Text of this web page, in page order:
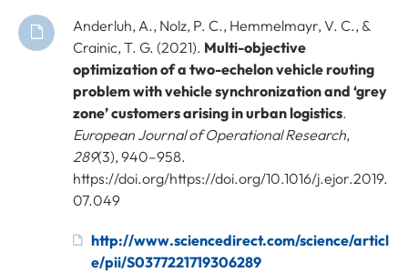
Anderluh, A., Nolz, P. C., Hemmelmayr, V. C., &
Crainic, T. G. (2021). Multi-objective
optimization of a two-echelon vehicle routing
problem with vehicle synchronization and ‘grey
zone’ customers arising in urban logistics.
European Journal of Operational Research,
289(3), 940–958.
https://doi.org/https://doi.org/10.1016/j.ejor.2019.
07.049
http://www.sciencedirect.com/science/articl
e/pii/S0377221719306289